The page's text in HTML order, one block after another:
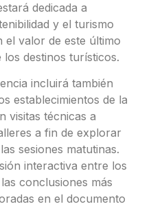
dedicada a
y el turismo
el valor de este último
destinos turísticos.
incluirá también
establecimientos de la
visitas técnicas a
a fin de explorar
sesiones matutinas.
interactiva entre los
conclusiones más
en el documento